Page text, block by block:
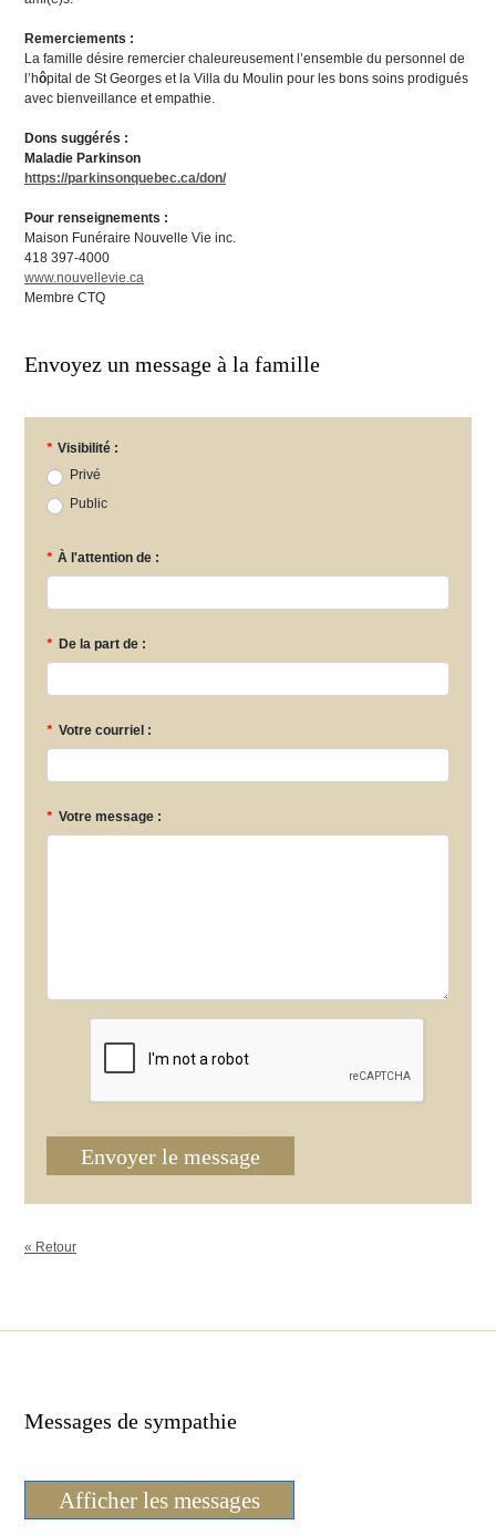
Remerciements :
La famille désire remercier chaleureusement l’ensemble du personnel de
l’hôpital de St Georges et la Villa du Moulin pour les bons soins prodigués
avec bienveillance et empathie.
Dons suggérés :
Maladie Parkinson
https://parkinsonquebec.ca/don/
Pour renseignements :
Maison Funéraire Nouvelle Vie inc.
418 397-4000
www.nouvellevie.ca
Membre CTQ
Envoyez un message à la famille
* Visibilité :
Privé
Public
* À l'attention de :
* De la part de :
* Votre courriel :
* Votre message :
Envoyer le message
« Retour
Messages de sympathie
Afficher les messages